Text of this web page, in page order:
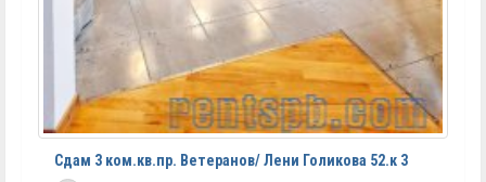
Сдам 3 ком.кв.пр. Ветеранов/ Лени Голикова 52.к 3